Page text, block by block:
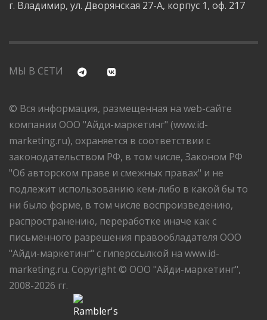
г. Владимир, ул. Дворянская 27-А, корпус 1, оф. 217
МЫ В СЕТИ
© Вся информация, размещенная на web-сайте
компании ООО "Айди-маркетинг" (www.id-
marketing.ru), охраняется в соответствии с
законодательством РФ, в том числе, Законом РФ
"Об авторском праве и смежных правах" и не
подлежит использованию кем-либо в какой бы то
ни было форме, в том числе воспроизведению,
распространению, переработке иначе как с
письменного разрешения правообладателя ООО
"Айди-маркетинг" с гиперссылкой на www.id-
marketing.ru. Copyright © ООО "Айди-маркетинг",
2008-2026 гг.